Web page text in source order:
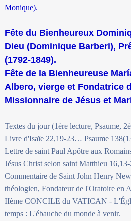
Monique).
Fête du Bienheureux
Dieu (Dominique Barberi),
(1792-1849).
Fête de la Bienheureuse
Albero, vierge et Fondatrice
Missionnaire de Jésus et
Textes du jour (1ère lecture, Psaume,
Livre d'Isaïe 22,19-23… Psaume
Lettre de saint Paul Apôtre aux
Jésus Christ selon saint Matthieu
Commentaire de Saint John Henry
théologien, Fondateur de l'Oratoire en
IIème CONCILE du VATICAN -
temps : L'ébauche du monde à venir.